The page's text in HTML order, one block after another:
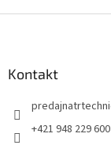
Kontakt
+421 948 229 600